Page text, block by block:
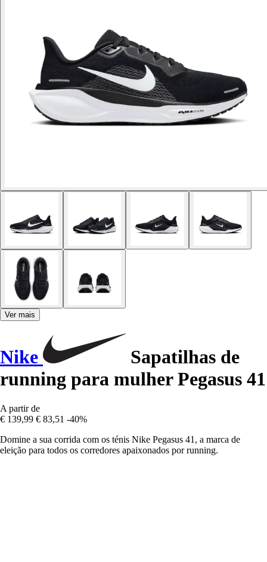
Ver mais
Nike
Sapatilhas de
running para mulher Pegasus 41
A partir de
€ 139,99 € 83,51 -40%
Domine a sua corrida com os ténis Nike Pegasus 41, a marca de
eleição para todos os corredores apaixonados por running.